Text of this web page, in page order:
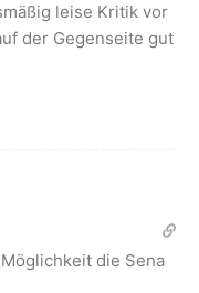
leise Kritik vor
der Gegenseite gut
die Sena